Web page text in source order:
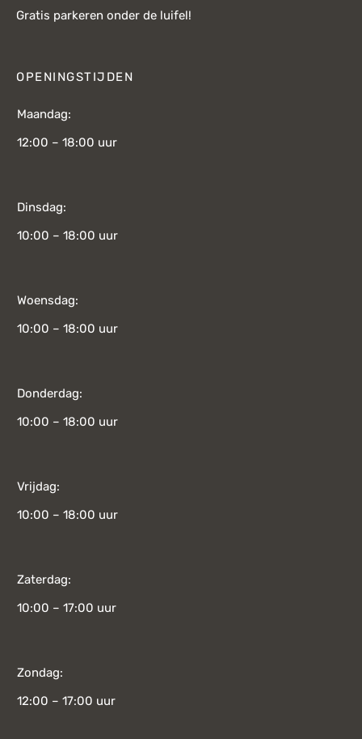
Gratis parkeren onder de luifel!
OPENINGSTIJDEN
Maandag:
12:00 – 18:00 uur
Dinsdag:
10:00 – 18:00 uur
Woensdag:
10:00 – 18:00 uur
Donderdag:
10:00 – 18:00 uur
Vrijdag:
10:00 – 18:00 uur
Zaterdag:
10:00 – 17:00 uur
Zondag:
12:00 – 17:00 uur